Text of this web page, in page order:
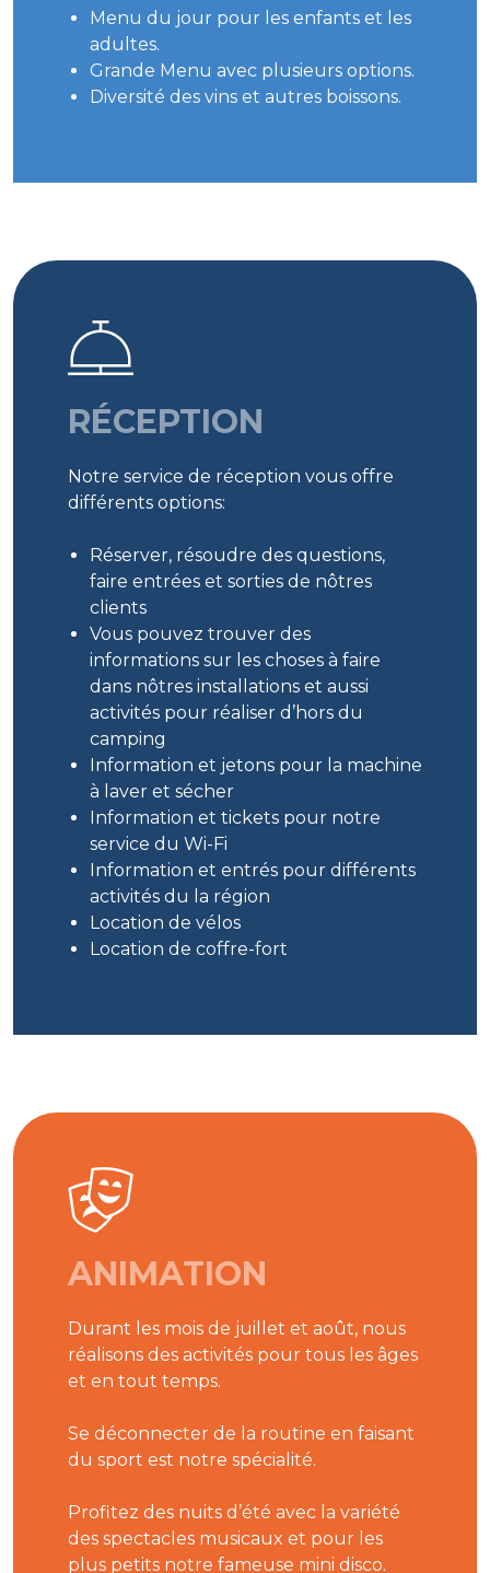
Menu du jour pour les enfants et les
adultes.
Grande Menu avec plusieurs options.
Diversité des vins et autres boissons.
RÉCEPTION
Notre service de réception vous offre
différents options:
Réserver, résoudre des questions,
faire entrées et sorties de nôtres
clients
Vous pouvez trouver des
informations sur les choses à faire
dans nôtres installations et aussi
activités pour réaliser d’hors du
camping
Information et jetons pour la machine
à laver et sécher
Information et tickets pour notre
service du Wi-Fi
Information et entrés pour différents
activités du la région
Location de vélos
Location de coffre-fort
ANIMATION
Durant les mois de juillet et août, nous
réalisons des activités pour tous les âges
et en tout temps.
Se déconnecter de la routine en faisant
du sport est notre spécialité.
Profitez des nuits d’été avec la variété
des spectacles musicaux et pour les
plus petits notre fameuse mini disco.